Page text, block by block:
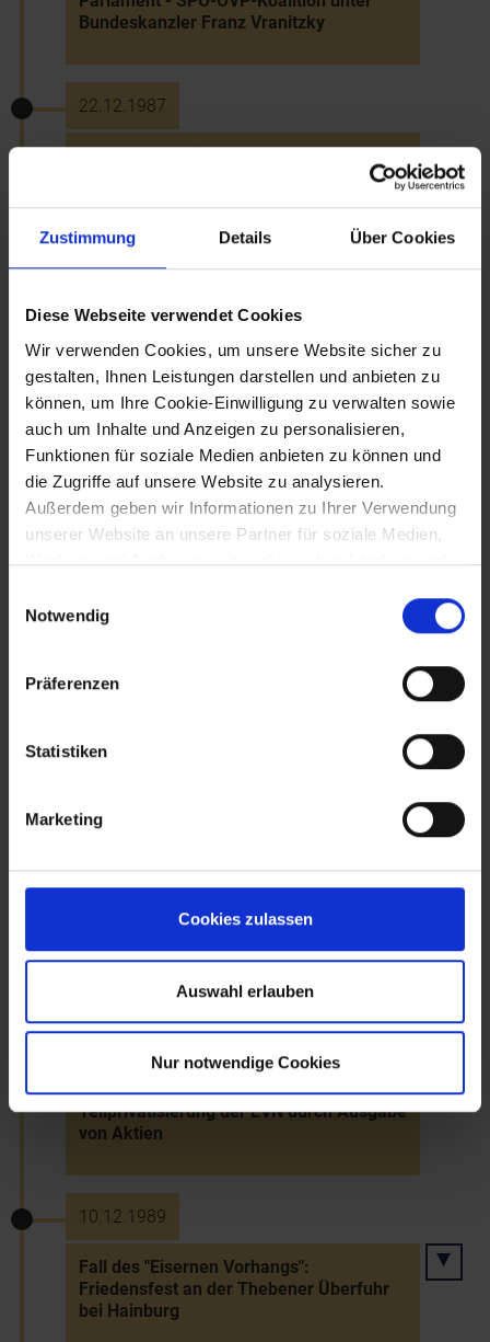
Zustimmung Details Über Cookies
Diese Webseite verwendet Cookies
Wir verwenden Cookies, um unsere Website sicher zu
gestalten, Ihnen Leistungen darstellen und anbieten zu
können, um Ihre Cookie-Einwilligung zu verwalten sowie
auch um Inhalte und Anzeigen zu personalisieren,
Funktionen für soziale Medien anbieten zu können und
die Zugriffe auf unsere Website zu analysieren.
Außerdem geben wir Informationen zu Ihrer Verwendung
unserer Website an unsere Partner für soziale Medien,
Werbung und Analysen weiter, die auch in Ländern sind,
gegeben ist, und in denen Sie Ihre Rechte uU nicht
effektiv durchsetzen können. Unsere Partner führen
diese Informationen möglicherweise mit weiteren Daten
zusammen, die Sie ihnen bereitgestellt haben oder die
haben.
Notwendig
Präferenzen
Statistiken
Marketing
Cookies zulassen
Auswahl erlauben
Nur notwendige Cookies
Bundeskanzler Franz Vranitzky
22.12.1987
Straßenbau: Eröffnung der Umfahrung
Tulln und einiger Brückenbauten
23.11.1988
Eröffnung eines Gründer- und
Technologietransferzentrums in St.
Pölten
27.11.1988
Siegharts
Stadterhebung von Gföhl und
27.11.1989
Teilprivatisierung der EVN durch Ausgabe
von Aktien
10.12.1989
Fall des "Eisernen Vorhangs":
Friedensfest an der Thebener Überfuhr
bei Hainburg